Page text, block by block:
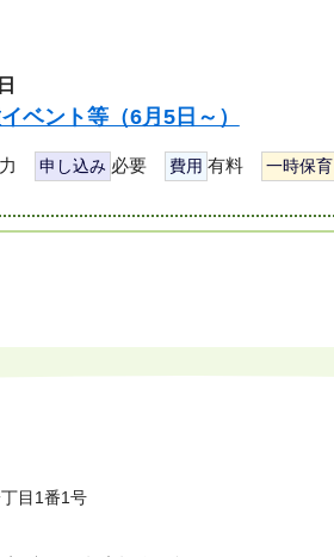
ベント等（6月5日～）
申し込み 必要 費用 有料 一時保育
目1番1号